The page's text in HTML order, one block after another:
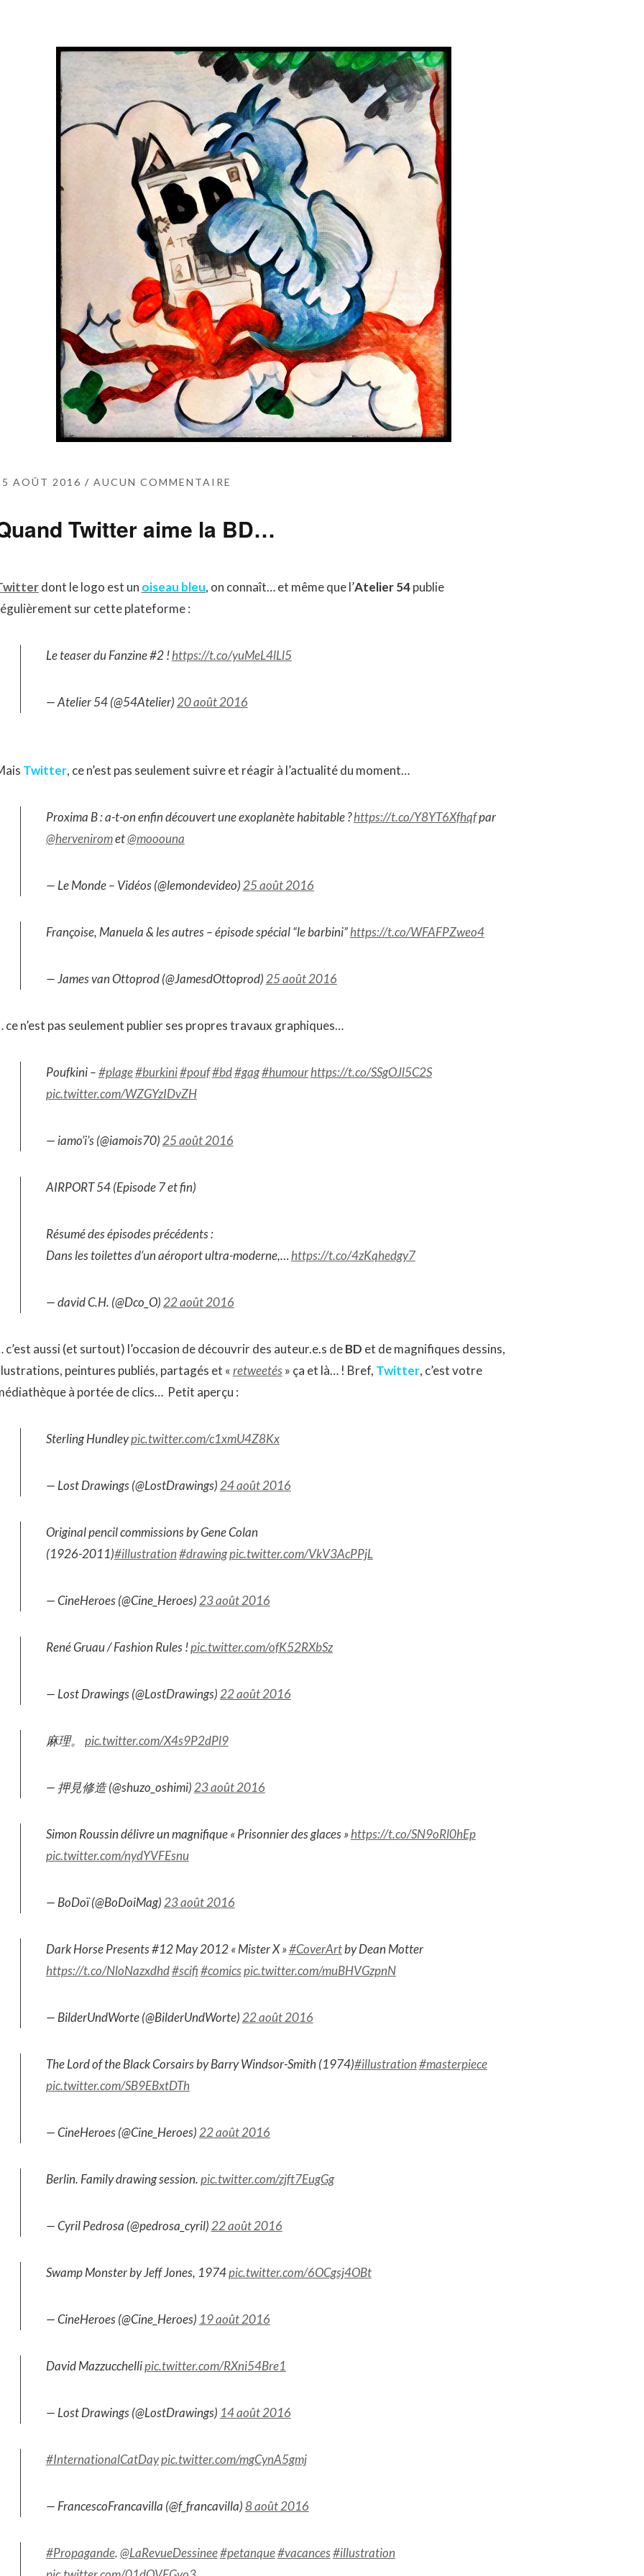
AOÛT 2016 AUCUN COMMENTAIRE
Twitter aime la BD…
dont le logo est un oiseau bleu, on connaît… et même que l’Atelier 54publie
sur cette plateforme :
Le teaser du Fanzine #2 !https://t.co/yuMeL4lLl5
— Atelier 54 (@54Atelier) 20 août 2016
Twitter, ce n’est pas seulement suivre et réagir à l’actualité du moment…
Proxima B : a-t-on enfin découvert une exoplanète habitable ?https://t.co/Y8YT6Xfhqfpar
@herveniromet@mooouna
— Le Monde – Vidéos (@lemondevideo) 25 août 2016
Françoise, Manuela & les autres – épisode spécial “le barbini”https://t.co/WFAFPZweo4
— James van Ottoprod (@JamesdOttoprod) 25 août 2016
ce n’est pas seulement publier ses propres travaux graphiques…
Poufkini –#plage#burkini#pouf#bd#gag#humourhttps://t.co/SSgOJl5C2S
pic.twitter.com/WZGYzIDvZH
— iamo’i’s (@iamois70) 25 août 2016
AIRPORT 54 (Episode 7 et fin)
Résumé des épisodes précédents :
Dans les toilettes d’un aéroport ultra-moderne,…https://t.co/4zKqhedgy7
— david C.H. (@Dco_O) 22 août 2016
c’est aussi (et surtout) l’occasion de découvrir des auteur.e.s deBD et de magnifiques dessins,
peintures publiés, partagés et «retweetés» ça et là… ! Bref, Twitter, c’est votre
à portée de clics… Petit aperçu :
Sterling Hundleypic.twitter.com/c1xmU4Z8Kx
— Lost Drawings (@LostDrawings) 24 août 2016
Original pencil commissions by Gene Colan
(1926-2011)#illustration#drawingpic.twitter.com/VkV3AcPPjL
— CineHeroes (@Cine_Heroes) 23 août 2016
René Gruau / Fashion Rules !pic.twitter.com/ofK52RXbSz
— Lost Drawings (@LostDrawings) 22 août 2016
麻理。 pic.twitter.com/X4s9P2dPl9
— 押見修造 (@shuzo_oshimi) 23 août 2016
Simon Roussin délivre un magnifique « Prisonnier des glaces »https://t.co/SN9oRl0hEp
pic.twitter.com/nydYVFEsnu
— BoDoï (@BoDoiMag) 23 août 2016
Dark Horse Presents #12 May 2012 « Mister X »#CoverArtby Dean Motter
https://t.co/NloNazxdhd#scifi#comicspic.twitter.com/muBHVGzpnN
— BilderUndWorte (@BilderUndWorte) 22 août 2016
The Lord of the Black Corsairs by Barry Windsor-Smith (1974)#illustration#masterpiece
pic.twitter.com/SB9EBxtDTh
— CineHeroes (@Cine_Heroes) 22 août 2016
Berlin. Family drawing session.pic.twitter.com/zjft7EugGg
— Cyril Pedrosa (@pedrosa_cyril) 22 août 2016
Swamp Monster by Jeff Jones, 1974pic.twitter.com/6OCgsj4OBt
— CineHeroes (@Cine_Heroes) 19 août 2016
David Mazzucchellipic.twitter.com/RXni54Bre1
— Lost Drawings (@LostDrawings) 14 août 2016
#InternationalCatDaypic.twitter.com/mgCynA5gmj
— FrancescoFrancavilla (@f_francavilla)8 août 2016
#Propagande.@LaRevueDessinee#petanque#vacances#illustration